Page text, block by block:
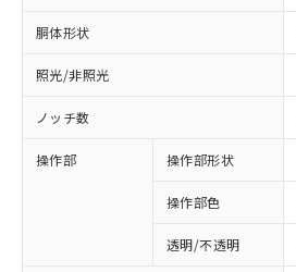
胴体形状
照光/非照光
ノッチ数
操作部 操作部形状
操作部色
透明/不透明